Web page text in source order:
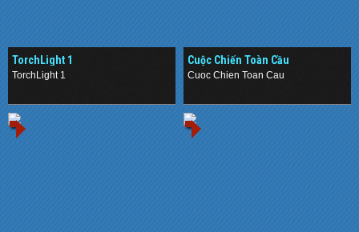
TorchLight 1
TorchLight 1
Cuộc Chiến Toàn Cầu
Cuoc Chien Toan Cau